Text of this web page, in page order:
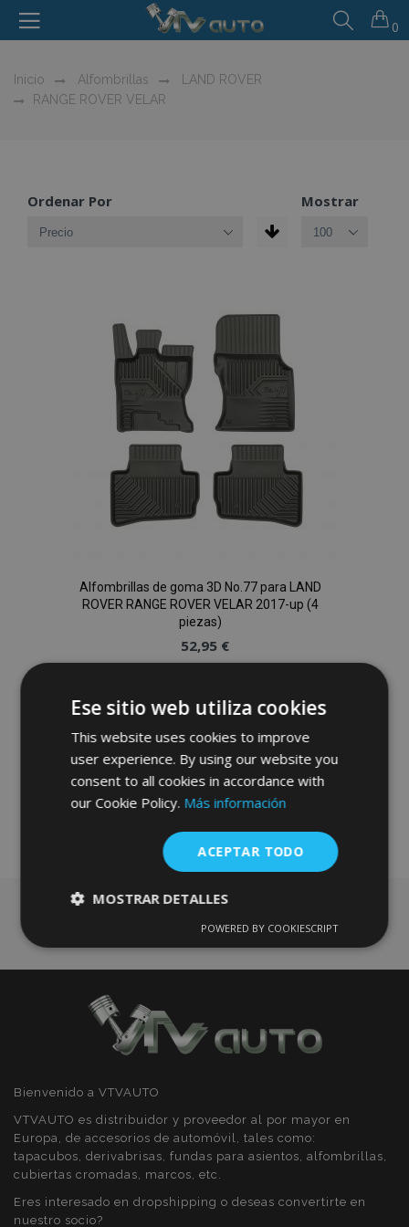
0
Inicio Alfombrillas
LAND ROVER
RANGE ROVER VELAR
Ordenar Por Mostrar
Alfombrillas de goma 3D No.77 para LAND
ROVER RANGE ROVER VELAR 2017-up (4
piezas)
52,95 €
Añadir
a la
Lista
de
Deseos
Bienvenido a VTVAUTO
VTVAUTO es distribuidor y proveedor al por mayor en
Europa, de accesorios de automóvil, tales como:
tapacubos, derivabrisas, fundas para asientos, alfombrillas,
cubiertas cromadas, marcos, etc.
Eres interesado en dropshipping o deseas convertirte en
nuestro socio?
Ese sitio web utiliza cookies
This website uses cookies to improve
user experience. By using our website you
consent to all cookies in accordance with
our Cookie Policy. Más información
ACEPTAR TODO
MOSTRAR DETALLES
estrictamente
necesarias
Cookies de
rendimiento
Cookies de
preferencias
Cookies de
funcionalidad
Cookies estrictamente necesarias
Cookies de rendimiento
POWERED BY COOKIESCRIPT